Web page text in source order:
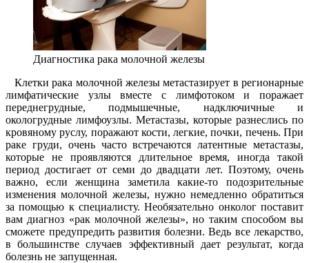
Диагностика рака молочной железы
Клетки рака молочной железы метастазирует в регионарные
лимфатические узлы вместе с лимфотоком и поражает
переднегрудные, подмышечные, надключичные и
окологрудные лимфоузлы. Метастазы, которые разнеслись по
кровяному руслу, поражают кости, легкие, почки, печень. При
раке груди, очень часто встречаются латентные метастазы,
которые не проявляются длительное время, иногда такой
период достигает от семи до двадцати лет. Поэтому, очень
важно, если женщина заметила какие-то подозрительные
изменения молочной железы, нужно немедленно обратиться
за помощью к специалисту. Необязательно онколог поставит
вам диагноз «рак молочной железы», но таким способом вы
сможете предупредить развития болезни. Ведь все лекарство,
в большинстве случаев эффективный дает результат, когда
болезнь не запущенная.